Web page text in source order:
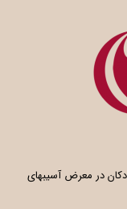
زنان و کودکان در معرض آسیبهای